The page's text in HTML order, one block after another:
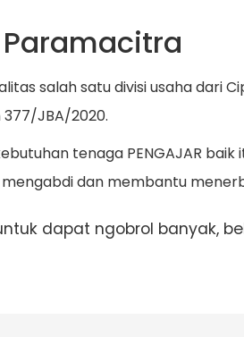
salah satu divisi usaha dari
JBA/2020.
tenaga PENGAJAR
dan membantu
dapat ngobrol banyak,